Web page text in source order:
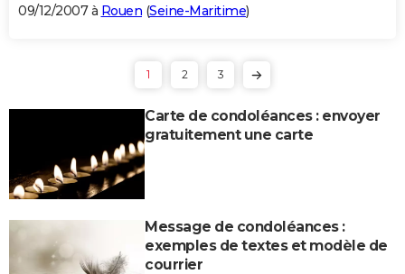
09/12/2007 à Rouen (Seine-Maritime)
1 2 3
Carte de condoléances : envoyer
gratuitement une carte
Message de condoléances :
exemples de textes et modèle de
courrier